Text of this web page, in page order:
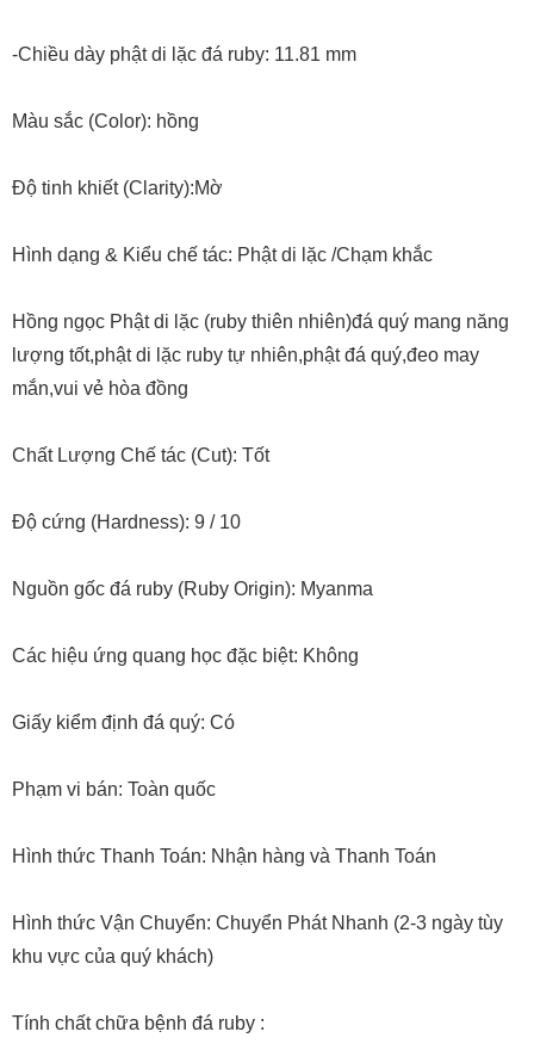
-Chiều dày phật di lặc đá ruby: 11.81 mm
Màu sắc (Color): hồng
Độ tinh khiết (Clarity):Mờ
Hình dạng & Kiểu chế tác: Phật di lặc /Chạm khắc
Hồng ngọc Phật di lặc (ruby thiên nhiên)đá quý mang năng
lượng tốt,phật di lặc ruby tự nhiên,phật đá quý,đeo may
mắn,vui vẻ hòa đồng
Chất Lượng Chế tác (Cut): Tốt
Độ cứng (Hardness): 9 / 10
Nguồn gốc đá ruby (Ruby Origin): Myanma
Các hiệu ứng quang học đặc biệt: Không
Giấy kiểm định đá quý: Có
Phạm vi bán: Toàn quốc
Hình thức Thanh Toán: Nhận hàng và Thanh Toán
Hình thức Vận Chuyển: Chuyển Phát Nhanh (2-3 ngày tùy
khu vực của quý khách)
Tính chất chữa bệnh đá ruby :